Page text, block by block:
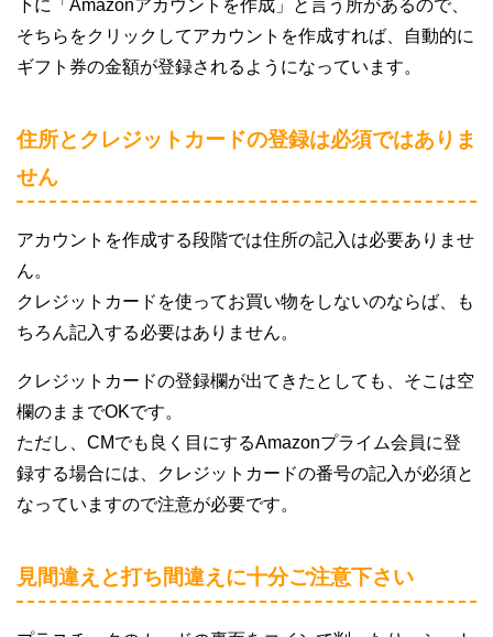
下に「Amazonアカウントを作成」と言う所があるので、
そちらをクリックしてアカウントを作成すれば、自動的に
ギフト券の金額が登録されるようになっています。
住所とクレジットカードの登録は必須ではありま
せん
アカウントを作成する段階では住所の記入は必要ありませ
ん。
クレジットカードを使ってお買い物をしないのならば、も
ちろん記入する必要はありません。
クレジットカードの登録欄が出てきたとしても、そこは空
欄のままでOKです。
ただし、CMでも良く目にするAmazonプライム会員に登
録する場合には、クレジットカードの番号の記入が必須と
なっていますので注意が必要です。
見間違えと打ち間違えに十分ご注意下さい